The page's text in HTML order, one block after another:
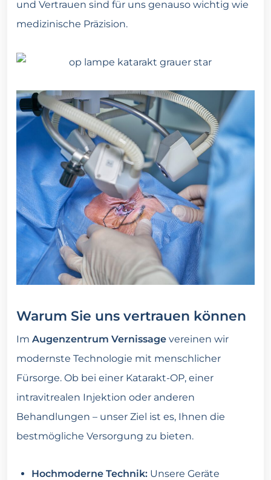
und Vertrauen sind für uns genauso wichtig wie
medizinische Präzision.
Warum Sie uns vertrauen können
Im Augenzentrum Vernissage vereinen wir
modernste Technologie mit menschlicher
Fürsorge. Ob bei einer Katarakt-OP, einer
intravitrealen Injektion oder anderen
Behandlungen – unser Ziel ist es, Ihnen die
bestmögliche Versorgung zu bieten.
Hochmoderne Technik: Unsere Geräte